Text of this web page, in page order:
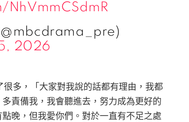
2026
多，「大家對我說的話都有理由，我都
責備我，我會聽進去，努力成為更好的
晚，但我愛你們。對於一直有不足之處